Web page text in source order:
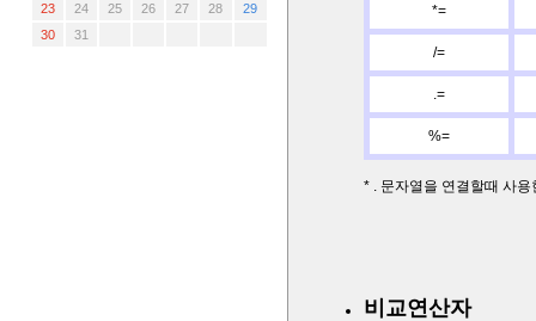
23
24 25 26 27 28
29
30
31
*=
/=
.=
%=
* . 문자열을 연결할때 사
비교연산자